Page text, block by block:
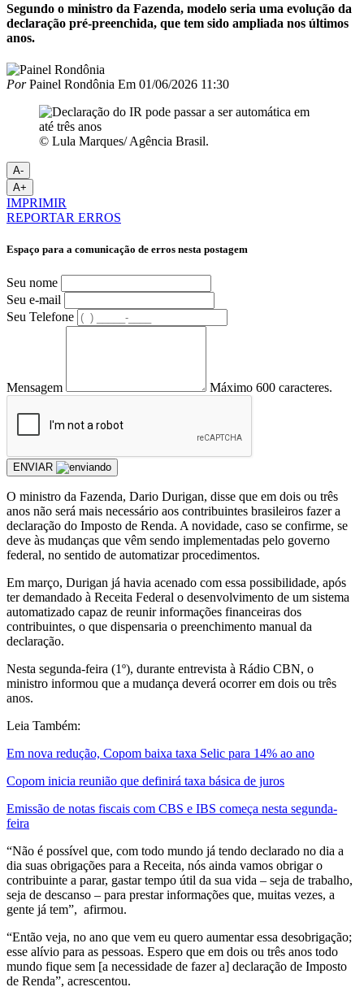
Segundo o ministro da Fazenda, modelo seria uma evolução da
declaração pré-preenchida, que tem sido ampliada nos últimos
anos.
PorPainel Rondônia Em 01/06/2026 11:30
© Lula Marques/ Agência Brasil.
A-
A+
IMPRIMIR
REPORTAR ERROS
Espaço para a comunicação de erros nesta postagem
Seu nome
Seu e-mail
Seu Telefone
Mensagem Máximo 600 caracteres.
ENVIAR
O ministro da Fazenda, Dario Durigan, disse que em dois ou três
anos não será mais necessário aos contribuintes brasileiros fazer a
declaração do Imposto de Renda. A novidade, caso se confirme, se
deve às mudanças que vêm sendo implementadas pelo governo
federal, no sentido de automatizar procedimentos.
Em março, Durigan já havia acenado com essa possibilidade, após
ter demandado à Receita Federal o desenvolvimento de um sistema
automatizado capaz de reunir informações financeiras dos
contribuintes, o que dispensaria o preenchimento manual da
declaração.
Nesta segunda-feira (1º), durante entrevista à Rádio CBN, o
ministro informou que a mudança deverá ocorrer em dois ou três
anos.
Leia Também:
Em nova redução, Copom baixa taxa Selic para 14% ao ano
Copom inicia reunião que definirá taxa básica de juros
Emissão de notas fiscais com CBS e IBS começa nesta segunda-
feira
“Não é possível que, com todo mundo já tendo declarado no dia a
dia suas obrigações para a Receita, nós ainda vamos obrigar o
contribuinte a parar, gastar tempo útil da sua vida – seja de trabalho,
seja de descanso – para prestar informações que, muitas vezes, a
gente já tem”, afirmou.
“Então veja, no ano que vem eu quero aumentar essa desobrigação;
esse alívio para as pessoas. Espero que em dois ou três anos todo
mundo fique sem [a necessidade de fazer a] declaração de Imposto
de Renda”, acrescentou.